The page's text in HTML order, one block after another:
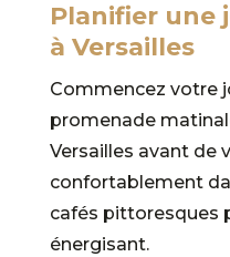
Planifier une
à Versailles
Commencez votre
promenade
Versailles avant de
confortablement
cafés pittoresques
énergisant.